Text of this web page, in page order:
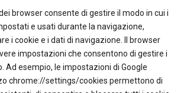
browser consente di gestire il modo in cui i
e usati durante la navigazione,
i cookie e i dati di navigazione. Il browser
impostazioni che consentono di gestire i
Ad esempio, le impostazioni di Google
chrome://settings/cookies permettono di